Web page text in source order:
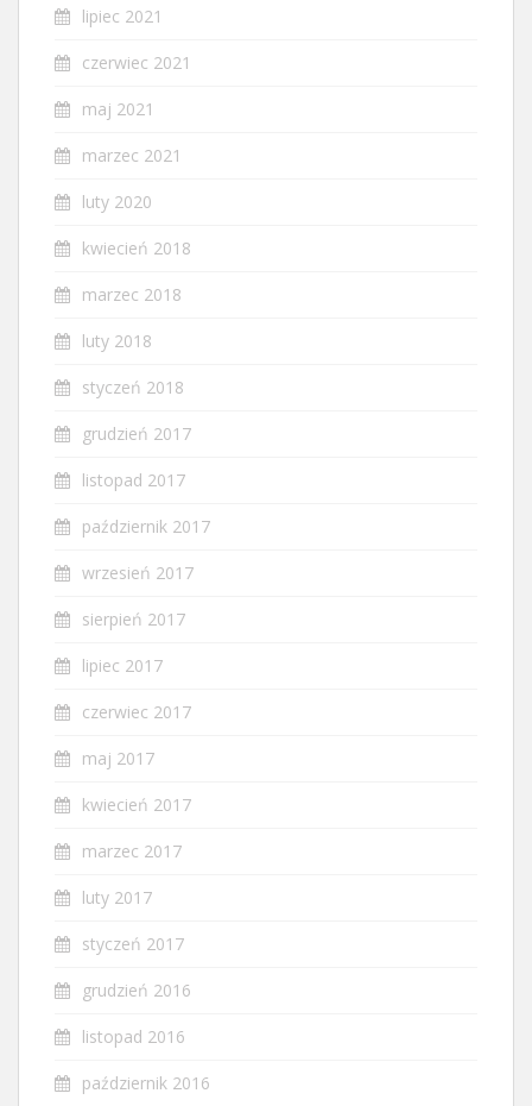
lipiec 2021
czerwiec 2021
maj 2021
marzec 2021
luty 2020
kwiecień 2018
marzec 2018
luty 2018
styczeń 2018
grudzień 2017
listopad 2017
październik 2017
wrzesień 2017
sierpień 2017
lipiec 2017
czerwiec 2017
maj 2017
kwiecień 2017
marzec 2017
luty 2017
styczeń 2017
grudzień 2016
listopad 2016
październik 2016